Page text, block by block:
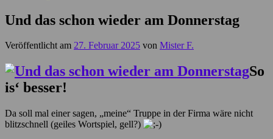
Und das schon wieder am Donnerstag
Veröffentlicht am 27. Februar 2025 von Mister F.
So
is‘ besser!
Da soll mal einer sagen, „meine“ Truppe in der Firma wäre nicht
blitzschnell (geiles Wortspiel, gell?)